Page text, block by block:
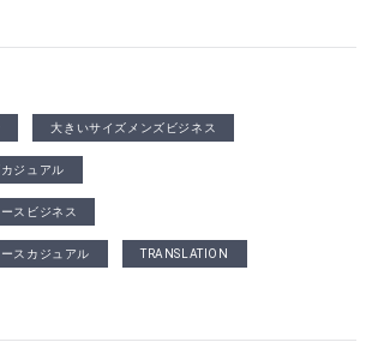
大きいサイズメンズビジネス
ジュアル
スビジネス
スカジュアル TRANSLATION